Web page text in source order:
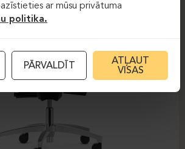
ar mūsu privātuma
politika.
PĀRVALDĪT
ATĻAUT
VISAS